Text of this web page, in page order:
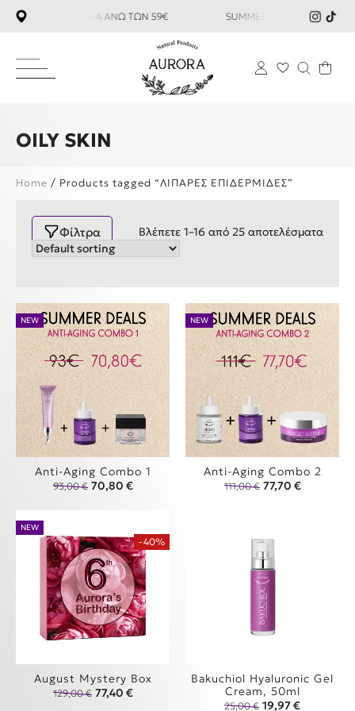
ΜΕΤΑΦΟΡΙΚΑ ΑΝΩ ΤΩΝ 59€ SUMMER SALES ΕΩΣ -35%
OILY SKIN
Home / Products tagged “ΛΙΠΑΡΕΣ ΕΠΙΔΕΡΜΙΔΕΣ”
Φίλτρα Βλέπετε 1–16 από 25 αποτελέσματα
NEW
Anti-Aging Combo 1
93,00€ Original price was: 93,00 €.
70,80 €Η τρέχουσα τιμή είναι: 70,80 €.
NEW
Anti-Aging Combo 2
111,00€ Original price
77,70 €Η
-40%
NEW
August Mystery Box
129,00€ Original price was: 129,00 €.
77,40 €Η τρέχουσα τιμή είναι: 77,40 €.
Bakuchiol Hyaluronic Gel
Cream, 50ml
25,00€ Original price
19,97€Η